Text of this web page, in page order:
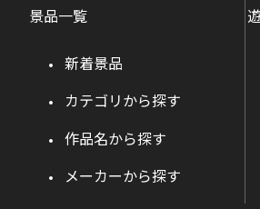
景品一覧
新着景品
カテゴリから探す
作品名から探す
メーカーから探す